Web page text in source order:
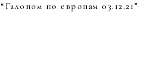
Галопом по европам 03.12.21”